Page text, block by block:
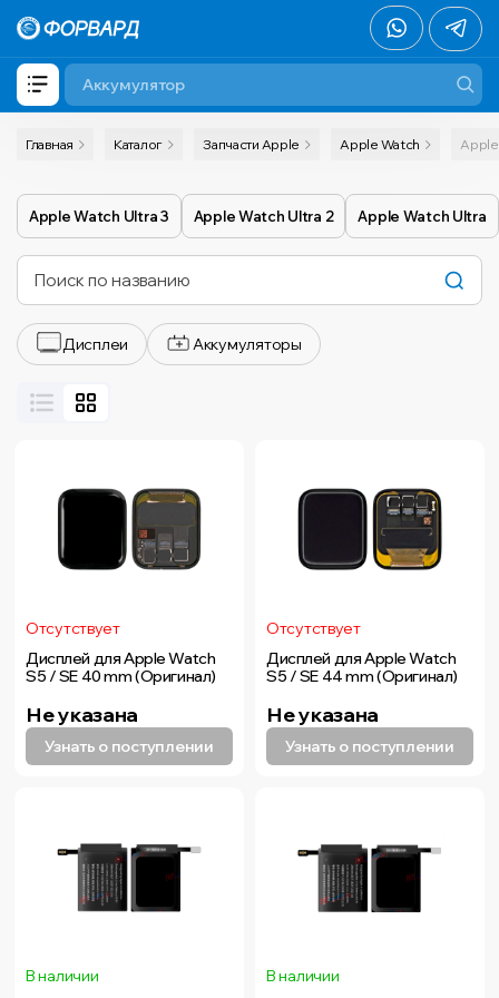
Главная Каталог Запчасти Apple Apple Watch Apple
Apple Watch Ultra 3 Apple Watch Ultra 2 Apple Watch Ultra
Дисплеи Аккумуляторы
Отсутствует
Дисплей для Apple Watch
S5 / SE 40 mm (Оригинал)
Не указана
Узнать о поступлении
Отсутствует
Дисплей для Apple Watch
S5 / SE 44 mm (Оригинал)
Не указана
Узнать о поступлении
В наличии
В наличии